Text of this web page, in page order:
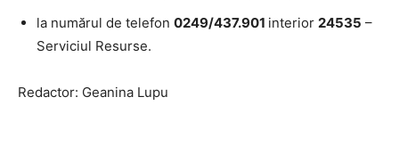
la numărul de telefon 0249/437.901 interior 24535 –
Serviciul Resurse.
Redactor: Geanina Lupu